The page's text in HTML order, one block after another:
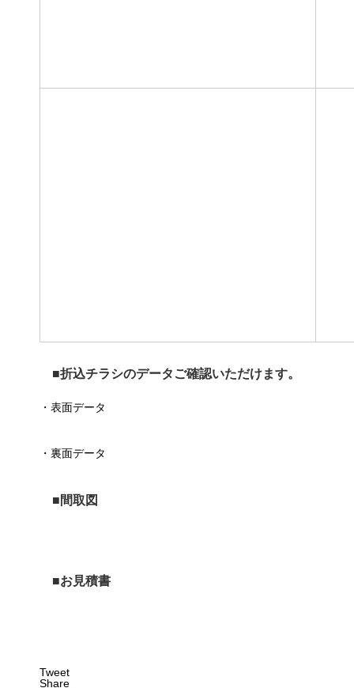
■折込チラシのデータご確認いただけます。
・ 表面データ
・ 裏面データ
■間取図
■お見積書
Tweet
Share